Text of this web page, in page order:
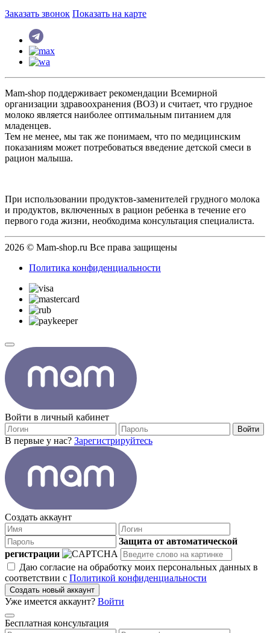
Заказать звонок Показать на карте
Mam-shop поддерживает рекомендации Всемирной
организации здравоохранения (ВОЗ) и считает, что грудное
молоко является наиболее оптимальным питанием для
младенцев.
Тем не менее, мы так же понимаем, что по медицинским
показаниям может потребоваться введение детской смеси в
рацион малыша.
При использовании продуктов-заменителей грудного молока
и продуктов, включенных в рацион ребенка в течение его
первого года жизни, необходима консультация специалиста.
2026 © Mam-shop.ru Все права защищены
Политика конфиденциальности
Войти в личный кабинет
Войти
В первые у нас? Зарегистрируйтесь
Создать аккаунт
Защита от автоматической
регистрации
Даю согласие на обработку моих персональных данных в
соответствии с Политикой конфиденциальности
Создать новый аккаунт
Уже имеется аккаунт? Войти
Бесплатная консультация